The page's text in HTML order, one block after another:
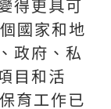
得更具可
國家和地
政府、私
目和活
育工作已